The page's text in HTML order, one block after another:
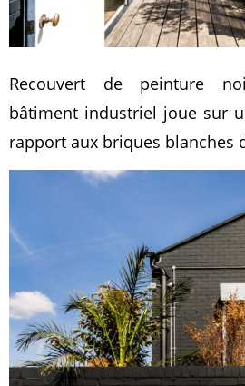
Recouvert de peinture
bâtiment industriel joue sur
rapport aux briques blanches